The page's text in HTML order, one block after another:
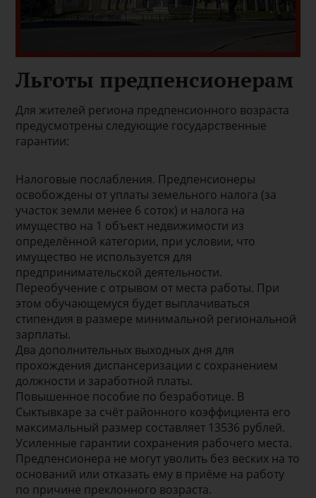
Льготы предпенсионерам
Для жителей региона предпенсионного возраста
предусмотрены следующие государственные
гарантии:
Налоговые послабления. Предпенсионеры
освобождены от уплаты земельного налога (за
участок земли менее 6 соток) и налога на
имущество на 1 объект недвижимости из
определённой категории, при условии, что
имущество не используется для
предпринимательской деятельности.
Переобучение с отрывом от места работы. При
этом обучающемуся будет выплачиваться
стипендия в размере минимальной региональной
зарплаты.
Два дополнительных выходных дня для
прохождения диспансеризации с сохранением
должности и заработной платы.
Повышенное пособие по безработице. В
Сыктывкаре за счёт районного коэффициента его
максимальный размер составляет 13536 рублей.
Усиленные гарантии сохранения рабочего места.
Предпенсионера не могут уволить без веских на то
оснований или отказать ему в приёме на работу
по причине преклонного возраста.